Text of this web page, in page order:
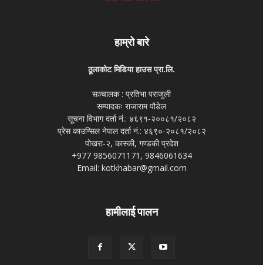
हाम्रो बारे
ठूलाकोट मिडिया हाउस प्रा.लि.
सञ्चालक : प्रतिभा पराजुली
सम्पादकः राजाराम पौडेल
सूचना विभाग दर्ता नं.: ४६९१-२००८१/२०८२
प्रेस काउन्सिल नेपाल दर्ता नं.: ४६९०-२०८१/२०८२
पोखरा-२, कास्की, गण्डकी प्रदेश
+977 9856071171, 9846061634
Email: kotkhabar@gmail.com
हामीलाई पालन